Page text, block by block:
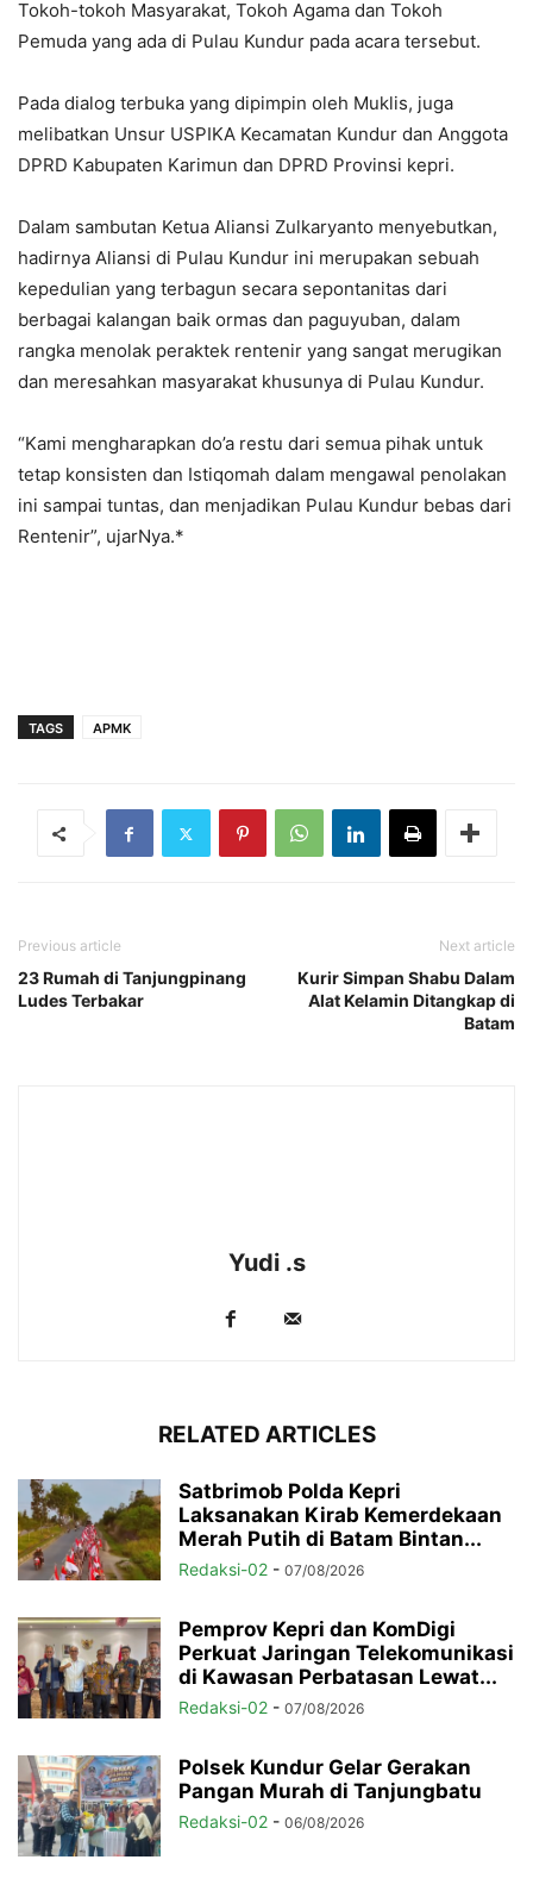
Tokoh-tokoh Masyarakat, Tokoh Agama dan Tokoh
Pemuda yang ada di Pulau Kundur pada acara tersebut.
Pada dialog terbuka yang dipimpin oleh Muklis, juga
melibatkan Unsur USPIKA Kecamatan Kundur dan Anggota
DPRD Kabupaten Karimun dan DPRD Provinsi kepri.
Dalam sambutan Ketua Aliansi Zulkaryanto menyebutkan,
hadirnya Aliansi di Pulau Kundur ini merupakan sebuah
kepedulian yang terbagun secara sepontanitas dari
berbagai kalangan baik ormas dan paguyuban, dalam
rangka menolak peraktek rentenir yang sangat merugikan
dan meresahkan masyarakat khusunya di Pulau Kundur.
“Kami mengharapkan do’a restu dari semua pihak untuk
tetap konsisten dan Istiqomah dalam mengawal penolakan
ini sampai tuntas, dan menjadikan Pulau Kundur bebas dari
Rentenir”, ujarNya.*
TAGS APMK
Previous article
23 Rumah di Tanjungpinang
Ludes Terbakar
Next article
Kurir Simpan Shabu Dalam
Alat Kelamin Ditangkap di
Batam
Yudi .s
RELATED ARTICLES
Satbrimob Polda Kepri
Laksanakan Kirab Kemerdekaan
Merah Putih di Batam Bintan...
Redaksi-02 - 07/08/2026
Pemprov Kepri dan KomDigi
Perkuat Jaringan Telekomunikasi
di Kawasan Perbatasan Lewat...
Redaksi-02 - 07/08/2026
Polsek Kundur Gelar Gerakan
Pangan Murah di Tanjungbatu
Redaksi-02 - 06/08/2026